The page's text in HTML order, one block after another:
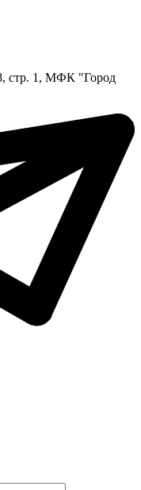
стр. 1, МФК "Город